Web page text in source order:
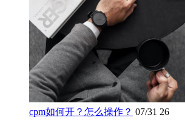
cpm如何开？怎么操作？ 07/31 26